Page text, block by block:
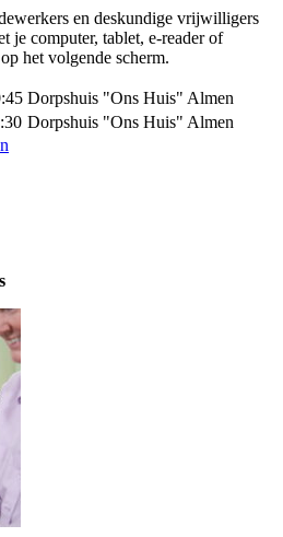
en deskundige vrijwilligers
je computer, tablet, e-reader of
het volgende scherm.
Dorpshuis "Ons Huis" Almen
Dorpshuis "Ons Huis" Almen